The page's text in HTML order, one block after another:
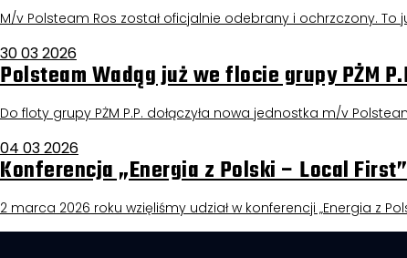
M/v Polsteam Ros został oficjalnie odebrany i ochrzczony. To
30 03 2026
Polsteam Wadąg już we flocie grupy PŻM
Do floty grupy PŻM P.P. dołączyła nowa jednostka m/v
04 03 2026
Konferencja „Energia z Polski – Local First”
2 marca 2026 roku wzięliśmy udział w konferencji „Energia z